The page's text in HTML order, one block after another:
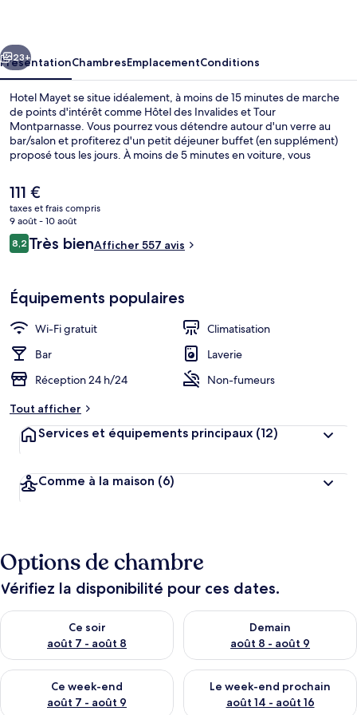
Suivant
23+
PrésentationChambresEmplacementConditions
Hotel Mayet se situe idéalement, à moins de 15 minutes de marche
de points d'intérêt comme Hôtel des Invalides et Tour
Montparnasse. Vous pourrez vous détendre autour d'un verre au
bar/salon et profiterez d'un petit déjeuner buffet (en supplément)
proposé tous les jours. À moins de 5 minutes en voiture, vous
Les autres voyageurs adorent le personnel attentionné. Les
transports publics se situent à une courte distance à pied : Station
de métro Duroc est à 2 min et Station de métro Vaneau, à 4 min.
Le
prix
actuel
est
de
111 €
taxes et frais compris
9 août - 10 août
Avis
voyageurs
8,28,2 sur 10
Très bienAfficher 557 avis
Équipements populaires
Wi-Fi gratuit
Climatisation
Bar
Laverie
Réception 24 h/24
Non-fumeurs
Tout afficher
Services et équipements principaux (12)
Comme à la maison (6)
Options de chambre
Vérifiez la disponibilité pour ces dates.
Ce soir
août 7 - août 8
Vérifier la disponibilité pour ce soir août 7 - août 8
Demain
août 8 - août 9
Vérifier la disponibilité pour
Ce week-end
août 7 - août 9
Vérifier la disponibilité pour ce week-end août 7 - août 9
Le week-end prochain
août 14 - août 16
Vérifier la disponibilité pour